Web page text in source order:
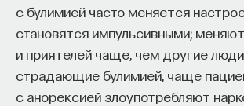
с булимией часто меняется
становятся импульсивными;
и приятелей чаще, чем другие
страдающие булимией, чаще
с анорексией злоупотребляют